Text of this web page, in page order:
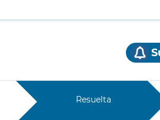
Resuelta